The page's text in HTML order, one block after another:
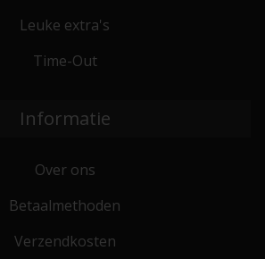
Leuke extra's
Time-Out
Informatie
Over ons
Betaalmethoden
Verzendkosten